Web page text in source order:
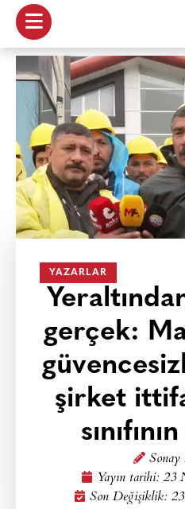
YAZARLAR
gerçek:
şirket
Sonay
Yayın tarihi: 23
Son Değişiklik: